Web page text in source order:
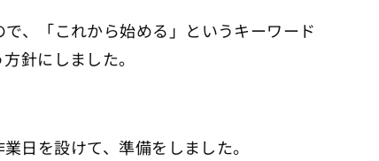
、「これから始める」というキーワード
針にしました。
日を設けて、準備をしました。